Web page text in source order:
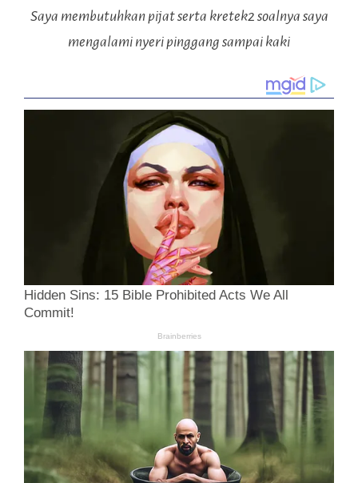
Saya membutuhkan pijat serta kretek2 soalnya saya
mengalami nyeri pinggang sampai kaki